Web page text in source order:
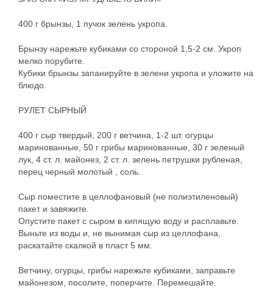
400 г брынзы, 1 пучок зелень укропа.
Брынзу нарежьте кубиками со стороной 1,5-2 см. Укроп
мелко порубите.
Кубики брынзы запанируйте в зелени укропа и уложите на
блюдо.
РУЛЕТ СЫРНЫЙ
400 г сыр твердый, 200 г ветчина, 1-2 шт. огурцы
маринованные, 50 г грибы маринованные, 30 г зеленый
лук, 4 ст. л. майонез, 2 ст. л. зелень петрушки рубленая,
перец черный молотый , соль.
Сыр поместите в целлофановый (не полиэтиленовый)
пакет и завяжите.
Опустите пакет с сыром в кипящую воду и расплавьте.
Выньте из воды и, не вынимая сыр из целлофана,
раскатайте скалкой в пласт 5 мм.
Ветчину, огурцы, грибы нарежьте кубиками, заправьте
майонезом, посолите, поперчите. Перемешайте.